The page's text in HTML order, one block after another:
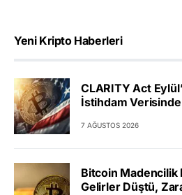
Yeni Kripto Haberleri
CLARITY Act
İstihdam Verisinde
7 AĞUSTOS 2026
Bitcoin Madencilik
Gelirler Düştü,